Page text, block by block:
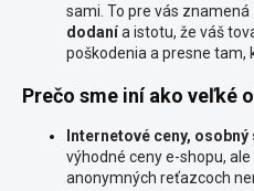
sami. To pre vás znamená
dodanía istotu, že váš
poškodenia a presne tam,
Prečo sme iní ako veľké
Internetové ceny, osobný
výhodné ceny e-shopu,
anonymných reťazcoch